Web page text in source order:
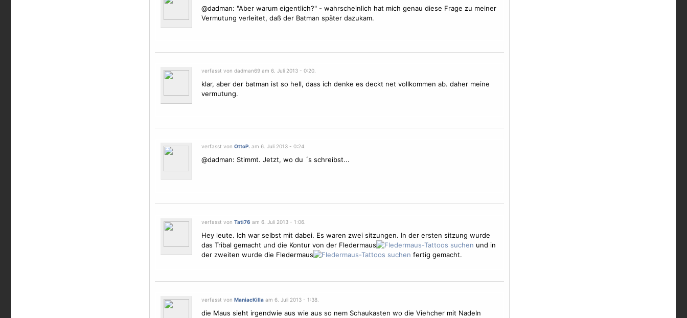
@dadman: "Aber warum eigentlich?" - wahrscheinlich hat mich genau diese Frage zu meiner
Vermutung verleitet, daß der Batman später dazukam.
verfasst von dadman69 am 6. Juli 2013 - 0:20.
klar, aber der batman ist so hell, dass ich denke es deckt net vollkommen ab. daher meine
vermutung.
verfasst von OttoP. am 6. Juli 2013 - 0:24.
@dadman: Stimmt. Jetzt, wo du ´s schreibst...
verfasst von Tati76 am 6. Juli 2013 - 1:06.
Hey leute. Ich war selbst mit dabei. Es waren zwei sitzungen. In der ersten sitzung wurde
das Tribal gemacht und die Kontur von der Fledermaus
und in
der zweiten wurde die Fledermaus
fertig gemacht.
verfasst von ManiacKillaam 6. Juli 2013 - 1:38.
die Maus sieht irgendwie aus wie aus so nem Schaukasten wo die Viehcher mit Nadeln